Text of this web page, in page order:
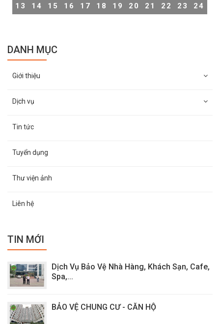
13 14 15 16 17 18 19 20 21 22 23 24
DANH MỤC
Giới thiệu
Dịch vụ
Tin tức
Tuyển dụng
Thư viện ảnh
Liên hệ
TIN MỚI
Dịch Vụ Bảo Vệ Nhà Hàng, Khách Sạn, Cafe,
Spa,...
BẢO VỆ CHUNG CƯ - CĂN HỘ